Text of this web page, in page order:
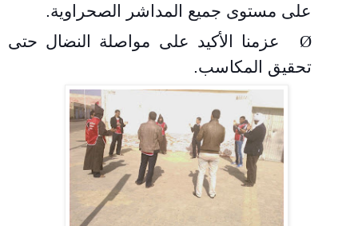
على مستوى جميع المداشر الصحراوية.
Ø
عزمنا الأكيد على مواصلة النضال حتى
تحقيق المكاسب.